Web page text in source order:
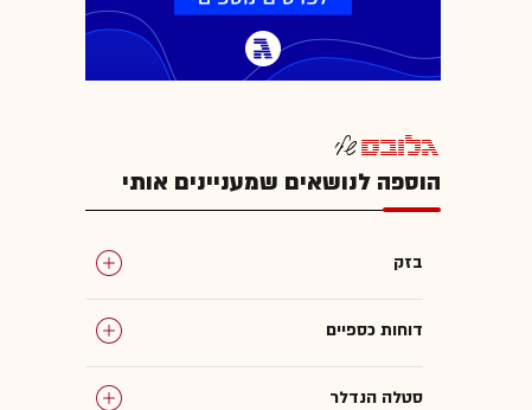
הוספה לנושאים שמעניינים אותי
בזק
דוחות כספיים
סטלה הנדלר